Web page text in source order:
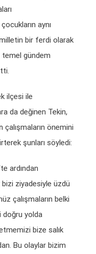
aynı
bir ferdi olarak
gündem
ilçesi ile
da değinen Tekin,
önemini
şunları söyledi:
ardından
bizi ziyadesiyle üzdü
çalışmaların belki
doğru yolda
bize salık
Bu olaylar bizim